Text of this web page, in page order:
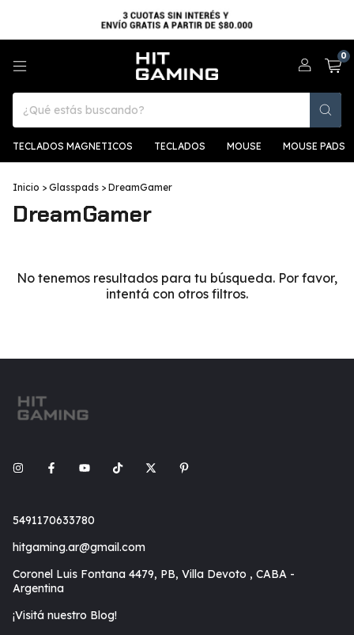
0
TECLADOS MAGNETICOS TECLADOS MOUSE MOUSE PADS
Inicio > Glasspads > DreamGamer
DreamGamer
No tenemos resultados para tu búsqueda. Por favor,
intentá con otros filtros.
5491170633780
hitgaming.ar@gmail.com
Coronel Luis Fontana 4479, PB, Villa Devoto , CABA -
Argentina
¡Visitá nuestro Blog!